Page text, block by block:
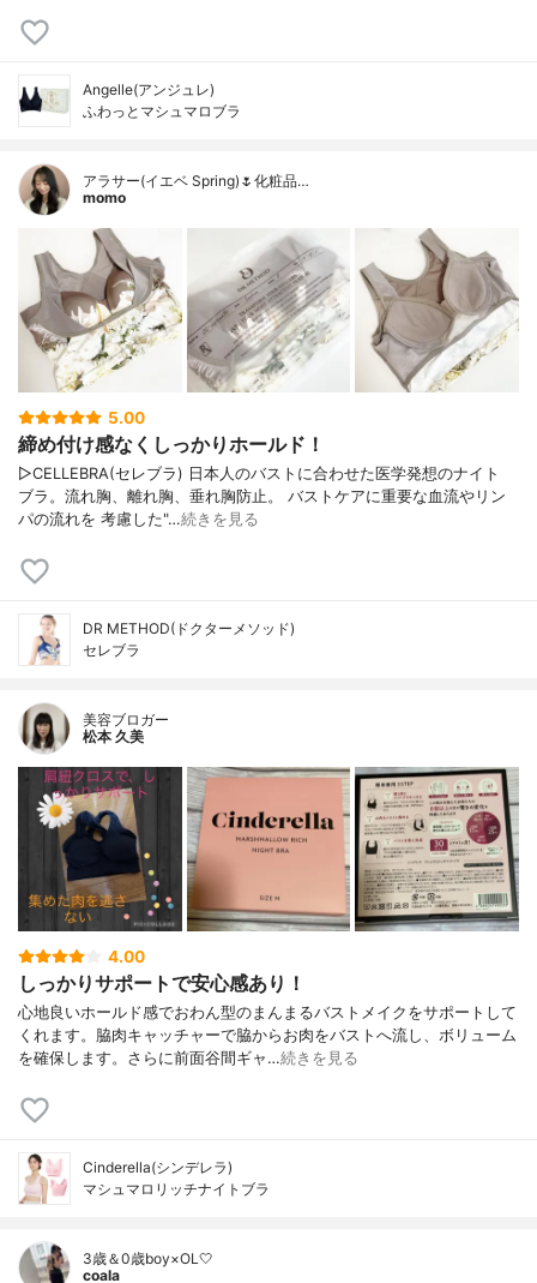
Angelle(アンジュレ)
ふわっとマシュマロブラ
アラサー(イエベ Spring)🌷化粧品…
momo
5.00
締め付け感なくしっかりホールド！
▷CELLEBRA(セレブラ) 日本人のバストに合わせた医学発想のナイト
ブラ。流れ胸、離れ胸、垂れ胸防止。 バストケアに重要な血流やリン
パの流れを 考慮した"…続きを見る
DR METHOD(ドクターメソッド)
セレブラ
美容ブロガー
松本 久美
4.00
しっかりサポートで安心感あり！
心地良いホールド感でおわん型のまんまるバストメイクをサポートして
くれます。脇肉キャッチャーで脇からお肉をバストへ流し、ボリューム
を確保します。さらに前面谷間ギャ…続きを見る
Cinderella(シンデレラ)
マシュマロリッチナイトブラ
3歳＆0歳boy×OL🤍
coala